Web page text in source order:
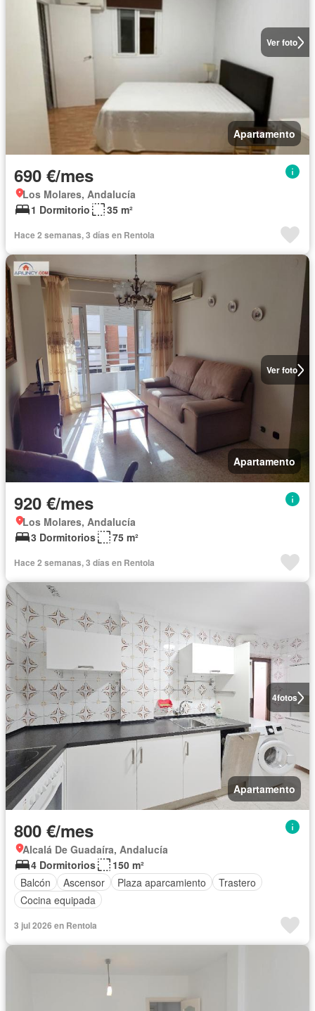
Ver foto
Apartamento
690 €/mes
Los Molares, Andalucía
1 Dormitorio
35 m²
Hace 2 semanas, 3 días en Rentola
Ver foto
Apartamento
920 €/mes
Los Molares, Andalucía
3 Dormitorios
75 m²
Hace 2 semanas, 3 días en Rentola
4fotos
Apartamento
800 €/mes
Alcalá De Guadaíra, Andalucía
4 Dormitorios
150 m²
Balcón
Ascensor Plaza aparcamiento
Trastero
Cocina equipada
3 jul 2026 en Rentola